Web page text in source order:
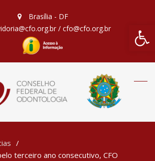
Barra
Brasília - DF
/ cfo@cfo.org.br
terceiro ano consecutivo, CFO